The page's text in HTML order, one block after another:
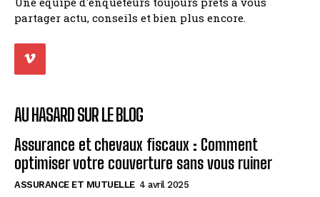
partager actu, conseils et bien plus encore.
AU HASARD SUR LE BLOG
Assurance et chevaux fiscaux : Comment
optimiser votre couverture sans vous ruiner
ASSURANCE ET MUTUELLE 4 avril 2025